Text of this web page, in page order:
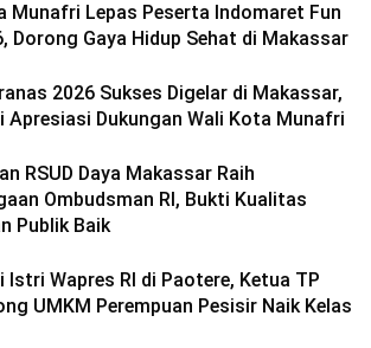
Munafri Lepas Peserta Indomaret Fun
Dorong Gaya Hidup Sehat di Makassar
2026 Sukses Digelar di Makassar,
Apresiasi Dukungan Wali Kota Munafri
RSUD Daya Makassar Raih
Ombudsman RI, Bukti Kualitas
Publik Baik
Istri Wapres RI di Paotere, Ketua TP
UMKM Perempuan Pesisir Naik Kelas